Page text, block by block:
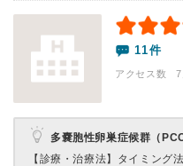
11件
アクセス数 7
多嚢胞性卵巣症候群（
【診療・治療法】 タイミング